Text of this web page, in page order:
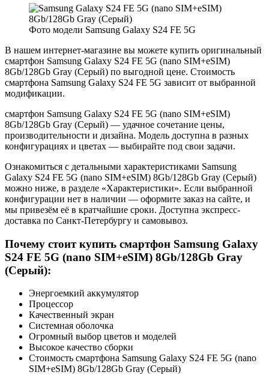
Фото модели Samsung Galaxy S24 FE 5G
В нашем интернет-магазине вы можете купить оригинальный
смартфон Samsung Galaxy S24 FE 5G (nano SIM+eSIM)
8Gb/128Gb Gray (Серый) по выгодной цене. Стоимость
смартфона Samsung Galaxy S24 FE 5G зависит от выбранной
модификации.
смартфон Samsung Galaxy S24 FE 5G (nano SIM+eSIM)
8Gb/128Gb Gray (Серый) — удачное сочетание цены,
производительности и дизайна. Модель доступна в разных
конфигурациях и цветах — выбирайте под свои задачи.
Ознакомиться с детальными характеристиками Samsung
Galaxy S24 FE 5G (nano SIM+eSIM) 8Gb/128Gb Gray (Серый)
можно ниже, в разделе «Характеристики». Если выбранной
конфигурации нет в наличии — оформите заказ на сайте, и
мы привезём её в кратчайшие сроки. Доступна экспресс-
доставка по Санкт-Петербургу и самовывоз.
Почему стоит купить смартфон Samsung Galaxy
S24 FE 5G (nano SIM+eSIM) 8Gb/128Gb Gray
(Серый):
Энергоемкий аккумулятор
Процессор
Качественный экран
Системная оболочка
Огромный выбор цветов и моделей
Высокое качество сборки
Стоимость смартфона Samsung Galaxy S24 FE 5G (nano
SIM+eSIM) 8Gb/128Gb Gray (Серый)